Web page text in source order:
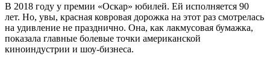
В 2018 году у премии «Оскар» юбилей. Ей исполняется 90
лет. Но, увы, красная ковровая дорожка на этот раз смотрелась
на удивление не празднично. Она, как лакмусовая бумажка,
показала главные болевые точки американской
киноиндустрии и шоу-бизнеса.